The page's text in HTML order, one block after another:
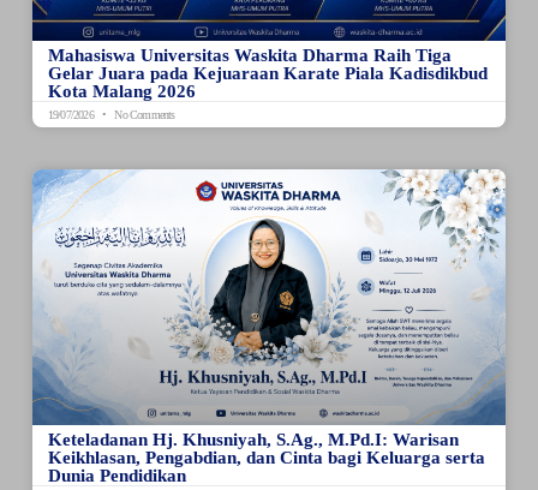
Mahasiswa Universitas Waskita Dharma Raih Tiga
Gelar Juara pada Kejuaraan Karate Piala Kadisdikbud
Kota Malang 2026
19/07/2026 No Comments
Keteladanan Hj. Khusniyah, S.Ag., M.Pd.I: Warisan
Keikhlasan, Pengabdian, dan Cinta bagi Keluarga serta
Dunia Pendidikan